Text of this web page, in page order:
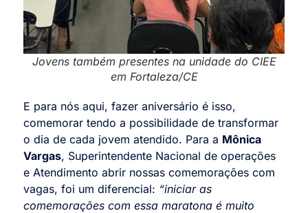
Jovens também presentes na unidade do CIEE
em Fortaleza/CE
E para nós aqui, fazer aniversário é isso,
comemorar tendo a possibilidade de transformar
o dia de cada jovem atendido. Para a Mônica
Vargas, Superintendente Nacional de operações
e Atendimento abrir nossas comemorações com
vagas, foi um diferencial: “iniciar as
comemorações com essa maratona é muito